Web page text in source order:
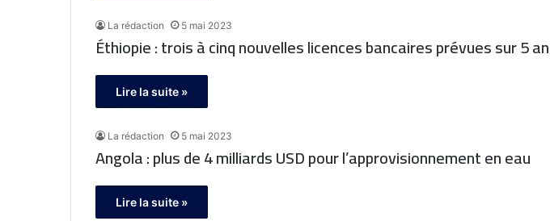
La rédaction 5 mai 2023
Éthiopie : trois à cinq nouvelles licences bancaires prévues sur 5
Lire la suite »
La rédaction 5 mai 2023
Angola : plus de 4 milliards USD pour l’approvisionnement en eau
Lire la suite »